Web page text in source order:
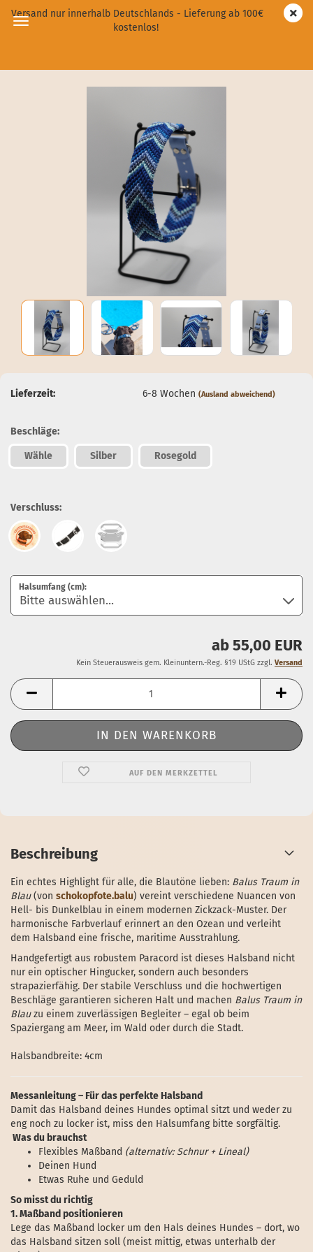
Versand nur innerhalb Deutschlands - Lieferung ab 100€
kostenlos!
Lieferzeit: 6-8 Wochen(Ausland abweichend)
Beschläge:
Wähle Silber Rosegold
Verschluss:
Halsumfang (cm):
ab 55,00 EUR
Kein Steuerausweis gem. Kleinuntern.-Reg. §19 UStG zzgl. Versand
AUF DEN MERKZETTEL
Beschreibung
Ein echtes Highlight für alle, die Blautöne lieben: Balus Traum in
Blau(von schokopfote.balu) vereint verschiedene Nuancen von
Hell- bis Dunkelblau in einem modernen Zickzack-Muster. Der
harmonische Farbverlauf erinnert an den Ozean und verleiht
dem Halsband eine frische, maritime Ausstrahlung.
Handgefertigt aus robustem Paracord ist dieses Halsband nicht
nur ein optischer Hingucker, sondern auch besonders
strapazierfähig. Der stabile Verschluss und die hochwertigen
Beschläge garantieren sicheren Halt und machen Balus Traum in
Blauzu einem zuverlässigen Begleiter – egal ob beim
Spaziergang am Meer, im Wald oder durch die Stadt.
Halsbandbreite: 4cm
Messanleitung – Für das perfekte Halsband
Damit das Halsband deines Hundes optimal sitzt und weder zu
eng noch zu locker ist, miss den Halsumfang bitte sorgfältig.
Was du brauchst
Flexibles Maßband (alternativ: Schnur + Lineal)
Deinen Hund
Etwas Ruhe und Geduld
So misst du richtig
1. Maßband positionieren
Lege das Maßband locker um den Hals deines Hundes – dort, wo
das Halsband sitzen soll (meist mittig, etwas unterhalb der